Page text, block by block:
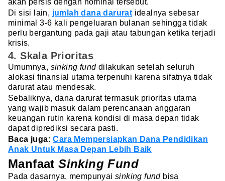
akan persis dengan nominal tersebut.
Di sisi lain, jumlah dana darurat idealnya sebesar
minimal 3-6 kali pengeluaran bulanan sehingga tidak
perlu bergantung pada gaji atau tabungan ketika terjadi
krisis.
4. Skala Prioritas
Umumnya, sinking fund dilakukan setelah seluruh
alokasi finansial utama terpenuhi karena sifatnya tidak
darurat atau mendesak.
Sebaliknya, dana darurat termasuk prioritas utama
yang wajib masuk dalam perencanaan anggaran
keuangan rutin karena kondisi di masa depan tidak
dapat diprediksi secara pasti.
Baca juga:Cara Mempersiapkan Dana Pendidikan
Anak Untuk Masa Depan Lebih Baik
ManfaatSinking Fund
Pada dasarnya, mempunyai sinking fundbisa